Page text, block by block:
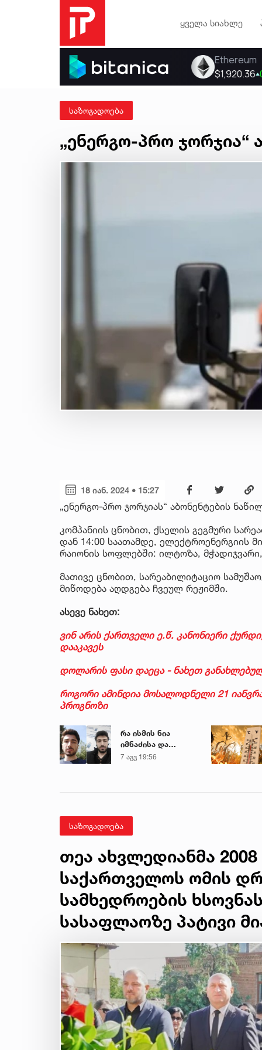
ყველა სიახლე
საზოგადოება
„ენერგო-პრო ჯორჯია“
18 იან. 2024 • 15:27
„ენერგო-პრო ჯორჯიას“ აბონენტების
კომპანიის ცნობით, ქსელის გეგმური
დან 14:00 საათამდე, ელექტროენერგიის
რაიონის სოფლებში: ილტოზა,
მათივე ცნობით, სარეაბილიტაციო
მიწოდება აღდგება ჩვეულ რეჟიმში.
ასევე ნახეთ:
ვინ არის ქართველი ე.წ. კანონიერი
დააკავეს
დოლარის ფასი დაეცა - ნახეთ
როგორი ამინდია მოსალოდნელი 21
პროგნოზი
რა ისმის ნია
იმნაძისა და
მამამისის ფარული
7 აგვ 19:56
საზოგადოება
თეა ახვლედიანმა
საქართველოს ომის
სამხედროების
სასაფლაოზე პატივი